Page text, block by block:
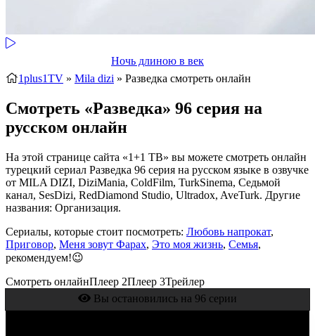
Ночь длиною в век
1plus1TV » Mila dizi » Разведка смотреть онлайн
Смотреть «Разведка» 96 серия на
русском онлайн
На этой странице сайта «1+1 ТВ» вы можете смотреть онлайн
турецкий сериал Разведка 96 серия на русском языке в озвучке
от MILA DIZI, DiziMania, ColdFilm, TurkSinema, Седьмой
канал, SesDizi, RedDiamond Studio, Ultradox, AveTurk. Другие
названия: Организация.
Сериалы, которые стоит посмотреть: Любовь напрокат,
Приговор, Меня зовут Фарах, Это моя жизнь, Семья,
рекомендуем!😉
Смотреть онлайнПлеер 2Плеер 3Трейлер
Вы остановились на 96 серии